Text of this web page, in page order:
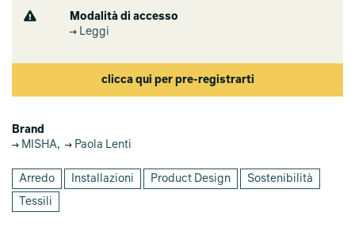
Modalità di accesso
Leggi
clicca qui per pre-registrarti
Brand
MISHA, Paola Lenti
Arredo Installazioni Product Design Sostenibilità
Tessili